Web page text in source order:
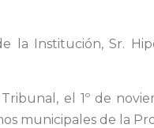
la Institución, Sr.
el 1º de
municipales de la